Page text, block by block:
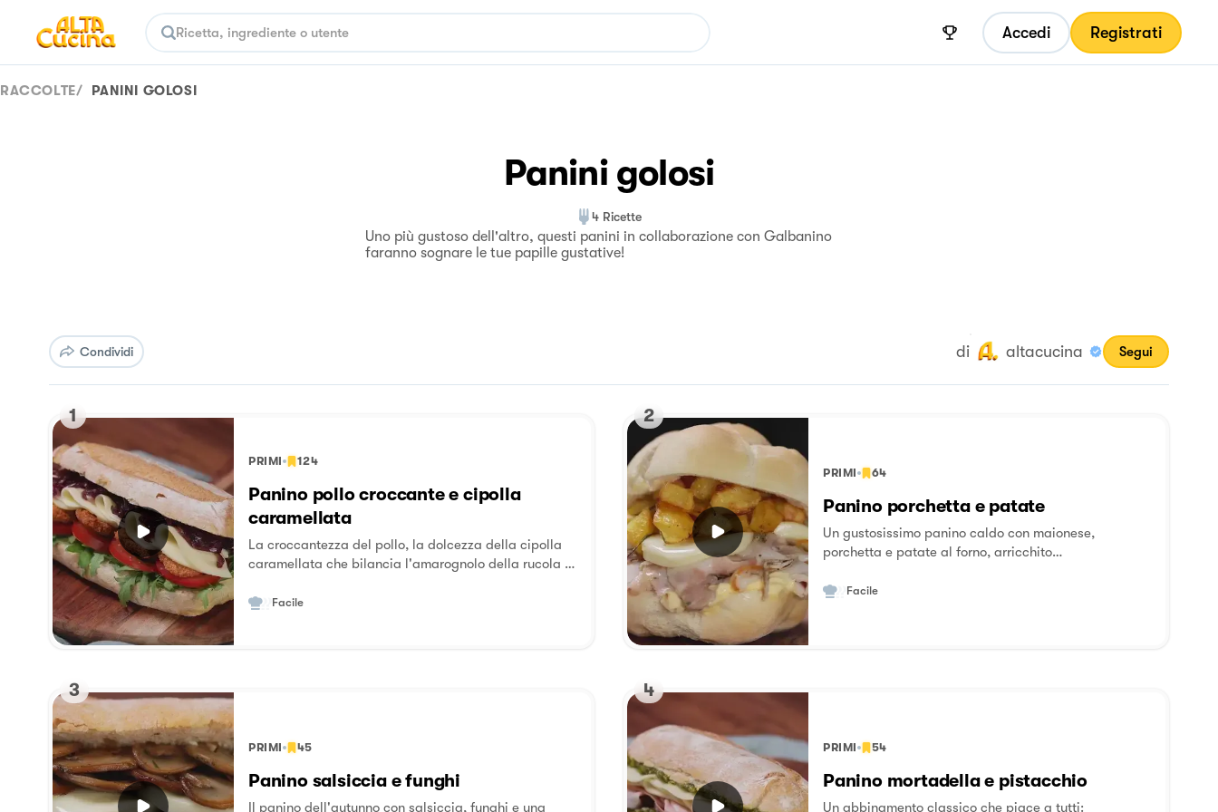
Accedi Registrati
RACCOLTE/ PANINI GOLOSI
Panini golosi
4 Ricette
Uno più gustoso dell'altro, questi panini in collaborazione con Galbanino
faranno sognare le tue papille gustative!
Condividi di altacucina Segui
1
PRIMI 124
Panino pollo croccante e cipolla
caramellata
La croccantezza del pollo, la dolcezza della cipolla
caramellata che bilancia l'amarognolo della rucola e
dall'inconfondibile gusto di Galbanino.
Facile
2
PRIMI 64
Panino porchetta e patate
Un gustosissimo panino caldo con maionese,
porchetta e patate al forno, arricchito
Facile
3
PRIMI 45
Panino salsiccia e funghi
Il panino dell'autunno con salsiccia, funghi e una
4
PRIMI 54
Panino mortadella e pistacchio
Un abbinamento classico che piace a tutti: